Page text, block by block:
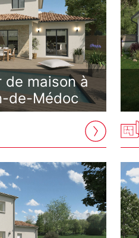
de maison à
de-Médoc